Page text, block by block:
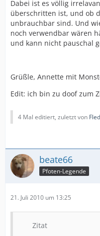
Dabei ist es völlig
überschritten ist, und ob
unbrauchbar sind. Und
noch verwendbar wären
und kann nicht pauschal
Grüßle, Annette mit
Edit: ich bin zu doof zum
4 Mal editiert, zuletzt von
beate66
Pfoten-Legende
21. Juli 2010 um 13:25
Zitat